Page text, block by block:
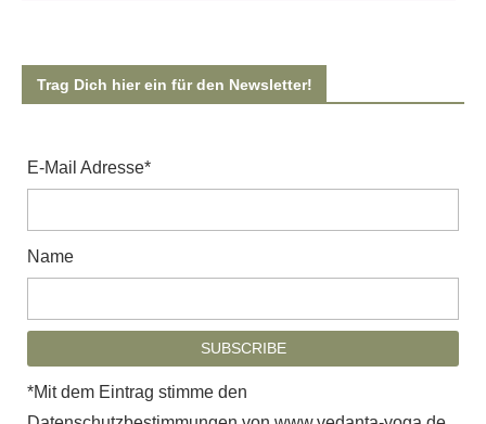
Trag Dich hier ein für den Newsletter!
E-Mail Adresse*
Name
*Mit dem Eintrag stimme den